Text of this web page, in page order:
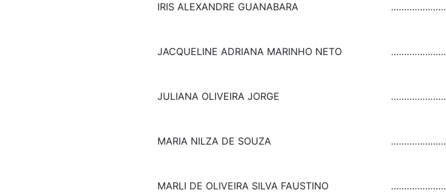
IRIS ALEXANDRE GUANABARA …………………
JACQUELINE ADRIANA MARINHO NETO …………………
JULIANA OLIVEIRA JORGE …………………
MARIA NILZA DE SOUZA …………………
MARLI DE OLIVEIRA SILVA FAUSTINO …………………